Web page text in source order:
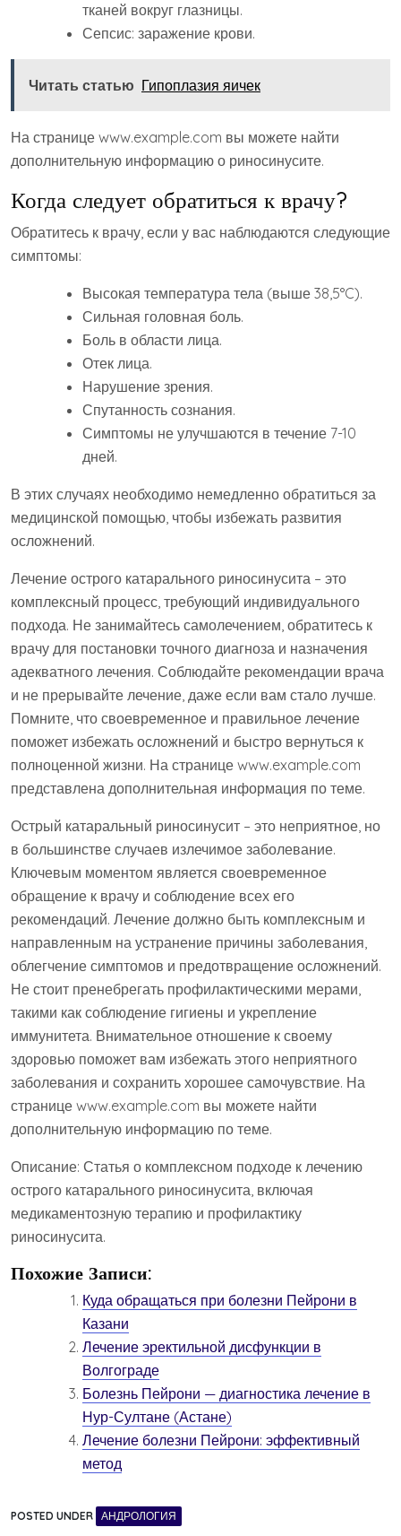
тканей вокруг глазницы.
Сепсис: заражение крови.
Читать статью Гипоплазия яичек
На странице www.example.com вы можете найти
дополнительную информацию о риносинусите.
Когда следует обратиться к врачу?
Обратитесь к врачу‚ если у вас наблюдаются следующие
симптомы:
Высокая температура тела (выше 38‚5°C).
Сильная головная боль.
Боль в области лица.
Отек лица.
Нарушение зрения.
Спутанность сознания.
Симптомы не улучшаются в течение 7-10
дней.
В этих случаях необходимо немедленно обратиться за
медицинской помощью‚ чтобы избежать развития
осложнений.
Лечение острого катарального риносинусита – это
комплексный процесс‚ требующий индивидуального
подхода. Не занимайтесь самолечением‚ обратитесь к
врачу для постановки точного диагноза и назначения
адекватного лечения. Соблюдайте рекомендации врача
и не прерывайте лечение‚ даже если вам стало лучше.
Помните‚ что своевременное и правильное лечение
поможет избежать осложнений и быстро вернуться к
полноценной жизни. На странице www.example.com
представлена дополнительная информация по теме.
Острый катаральный риносинусит – это неприятное‚ но
в большинстве случаев излечимое заболевание.
Ключевым моментом является своевременное
обращение к врачу и соблюдение всех его
рекомендаций. Лечение должно быть комплексным и
направленным на устранение причины заболевания‚
облегчение симптомов и предотвращение осложнений.
Не стоит пренебрегать профилактическими мерами‚
такими как соблюдение гигиены и укрепление
иммунитета. Внимательное отношение к своему
здоровью поможет вам избежать этого неприятного
заболевания и сохранить хорошее самочувствие. На
странице www.example.com вы можете найти
дополнительную информацию по теме.
Описание: Статья о комплексном подходе к лечению
острого катарального риносинусита‚ включая
медикаментозную терапию и профилактику
риносинусита.
Похожие Записи:
Куда обращаться при болезни Пейрони в
Казани
Лечение эректильной дисфункции в
Волгограде
Болезнь Пейрони — диагностика лечение в
Нур-Султане (Астане)
Лечение болезни Пейрони: эффективный
метод
POSTED UNDER АНДРОЛОГИЯ